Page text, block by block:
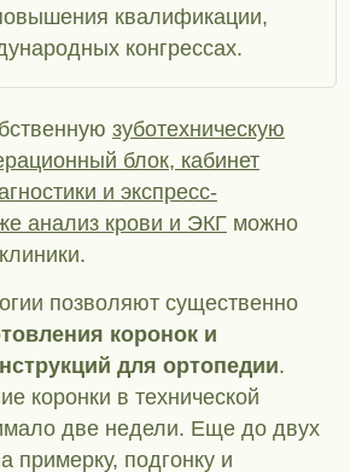
квалификации,
конгрессах.
зуботехническую
блок, кабинет
и экспресс-
анализ крови и ЭКГможно
позволяют существенно
коронок и
для ортопедии.
коронки в технической
две недели. Еще до двух
примерку, подгонку и